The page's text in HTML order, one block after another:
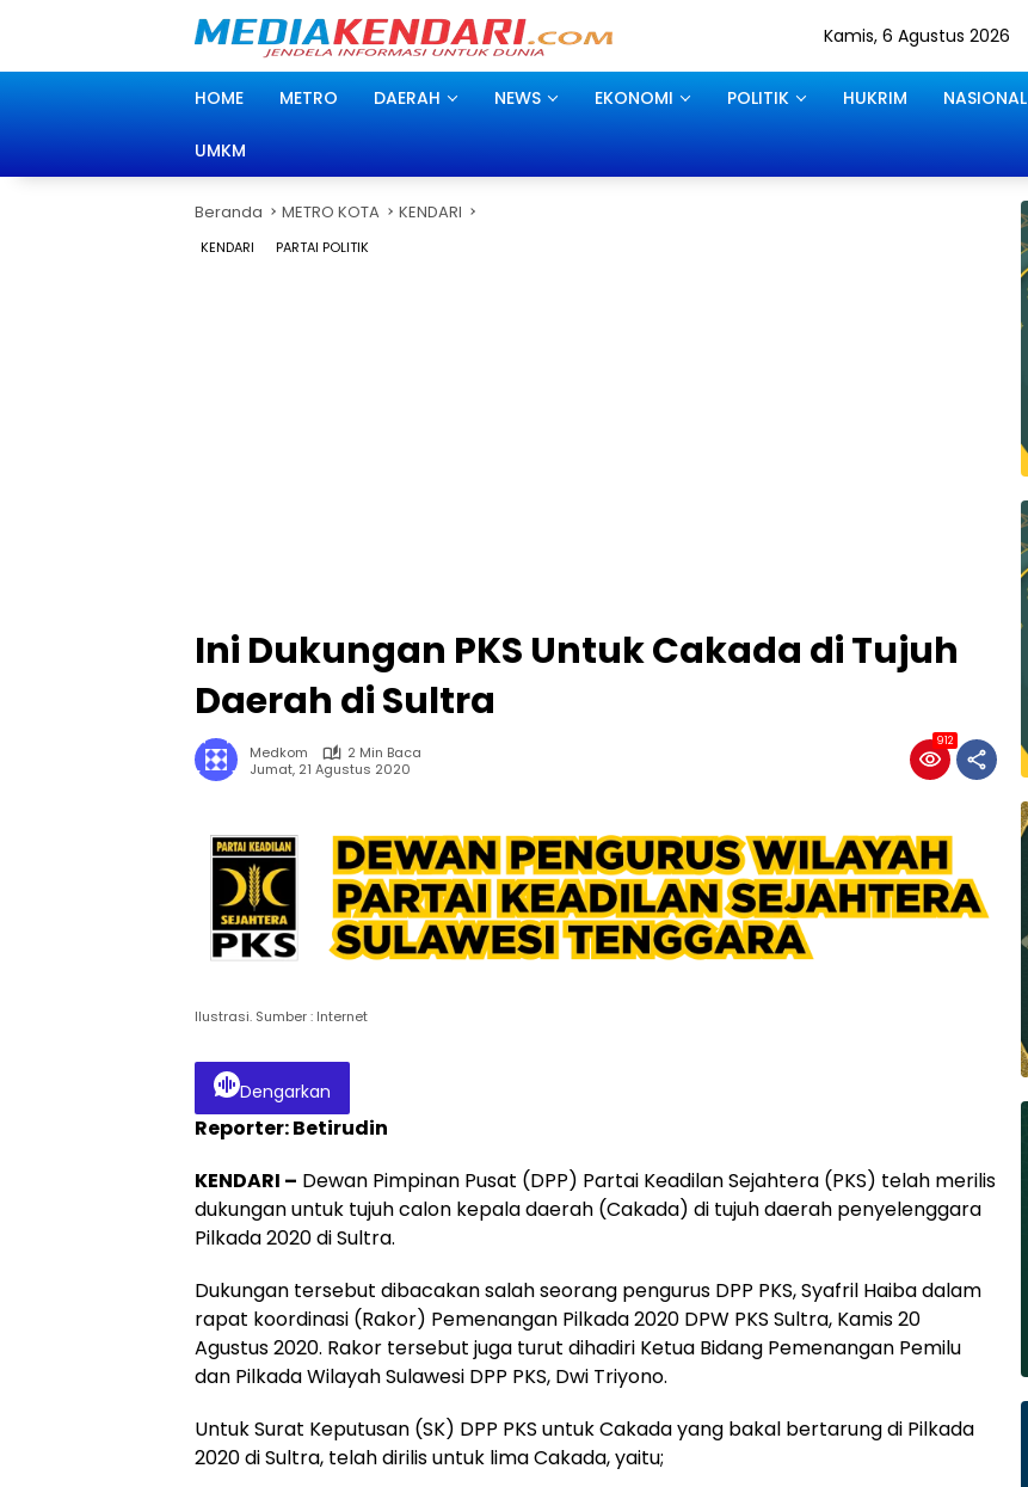
Kamis, 6 Agustus 2026
HOME METRO DAERAH NEWS EKONOMI POLITIK HUKRIM NASIONAL
UMKM
Beranda METRO KOTA KENDARI
KENDARI PARTAI POLITIK
Ini Dukungan PKS Untuk Cakada di Tujuh
Daerah di Sultra
Medkom
2 Min Baca
Jumat, 21 Agustus 2020
912
Ilustrasi. Sumber : Internet
Dengarkan
Reporter: Betirudin
KENDARI – Dewan Pimpinan Pusat (DPP) Partai Keadilan Sejahtera (PKS) telah merilis
dukungan untuk tujuh calon kepala daerah (Cakada) di tujuh daerah penyelenggara
Pilkada 2020 di Sultra.
Dukungan tersebut dibacakan salah seorang pengurus DPP PKS, Syafril Haiba dalam
rapat koordinasi (Rakor) Pemenangan Pilkada 2020 DPW PKS Sultra, Kamis 20
Agustus 2020. Rakor tersebut juga turut dihadiri Ketua Bidang Pemenangan Pemilu
dan Pilkada Wilayah Sulawesi DPP PKS, Dwi Triyono.
Untuk Surat Keputusan (SK) DPP PKS untuk Cakada yang bakal bertarung di Pilkada
2020 di Sultra, telah dirilis untuk lima Cakada, yaitu;